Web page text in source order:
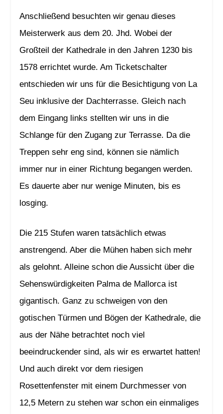
Anschließend besuchten wir genau dieses
Meisterwerk aus dem 20. Jhd. Wobei der
Großteil der Kathedrale in den Jahren 1230 bis
1578 errichtet wurde. Am Ticketschalter
entschieden wir uns für die Besichtigung von La
Seu inklusive der Dachterrasse. Gleich nach
dem Eingang links stellten wir uns in die
Schlange für den Zugang zur Terrasse. Da die
Treppen sehr eng sind, können sie nämlich
immer nur in einer Richtung begangen werden.
Es dauerte aber nur wenige Minuten, bis es
losging.
Die 215 Stufen waren tatsächlich etwas
anstrengend. Aber die Mühen haben sich mehr
als gelohnt. Alleine schon die Aussicht über die
Sehenswürdigkeiten Palma de Mallorca ist
gigantisch. Ganz zu schweigen von den
gotischen Türmen und Bögen der Kathedrale, die
aus der Nähe betrachtet noch viel
beeindruckender sind, als wir es erwartet hatten!
Und auch direkt vor dem riesigen
Rosettenfenster mit einem Durchmesser von
12,5 Metern zu stehen war schon ein einmaliges